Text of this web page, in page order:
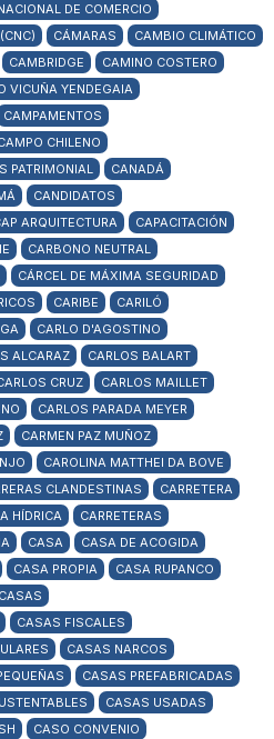
DE COMERCIO
CÁMARAS
CAMBIO CLIMÁTICO
CAMBRIDGE
CAMINO COSTERO
VICUÑA YENDEGAIA
CAMPAMENTOS
CHILENO
PATRIMONIAL
CANADÁ
CANDIDATOS
ARQUITECTURA
CAPACITACIÓN
CARBONO NEUTRAL
CÁRCEL DE MÁXIMA SEGURIDAD
CARIBE
CARILÓ
CARLO D'AGOSTINO
ALCARAZ
CARLOS BALART
CRUZ
CARLOS MAILLET
CARLOS PARADA MEYER
CARMEN PAZ MUÑOZ
CAROLINA MATTHEI DA BOVE
CLANDESTINAS
CARRETERA
HÍDRICA
CARRETERAS
CASA
CASA DE ACOGIDA
CASA PROPIA
CASA RUPANCO
CASAS
CASAS FISCALES
CASAS NARCOS
CASAS PREFABRICADAS
CASAS USADAS
CASO CONVENIO